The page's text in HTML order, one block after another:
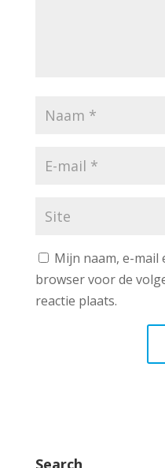
Mijn naam, e-mail
browser voor de
reactie plaats.
Search